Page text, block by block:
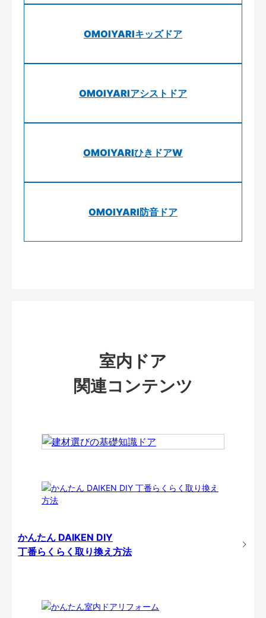
OMOIYARIキッズドア
OMOIYARIアシストドア
OMOIYARIひきドアW
OMOIYARI防音ドア
室内ドア
関連コンテンツ
かんたん DAIKEN DIY
丁番らくらく取り換え方法